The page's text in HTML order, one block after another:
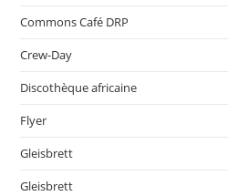
Commons Café DRP
Crew-Day
Discothèque africaine
Flyer
Gleisbrett
Gleisbrett